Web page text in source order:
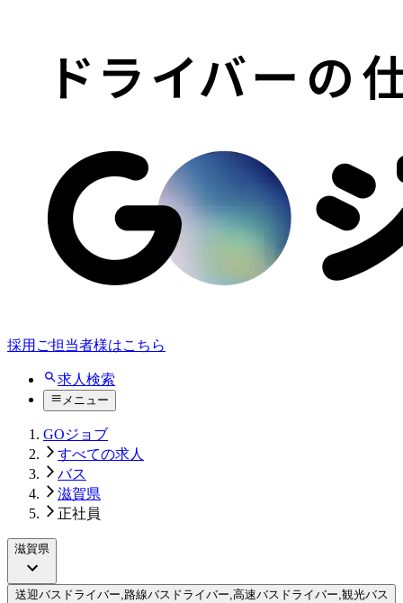
採用ご担当者様はこちら
求人検索
メニュー
GOジョブ
すべての求人
バス
滋賀県
正社員
滋賀県
送迎バスドライバー,路線バスドライバー,高速バスドライバー,観光バス